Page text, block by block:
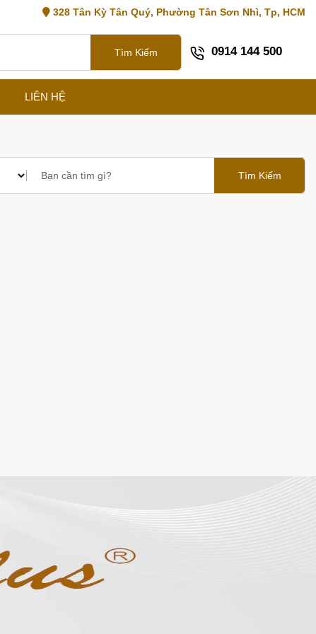
328 Tân Kỳ Tân Quý, Phường Tân Sơn Nhì, Tp, HCM
Tìm Kiếm 0914 144 500
LIÊN HỆ
Tìm Kiếm